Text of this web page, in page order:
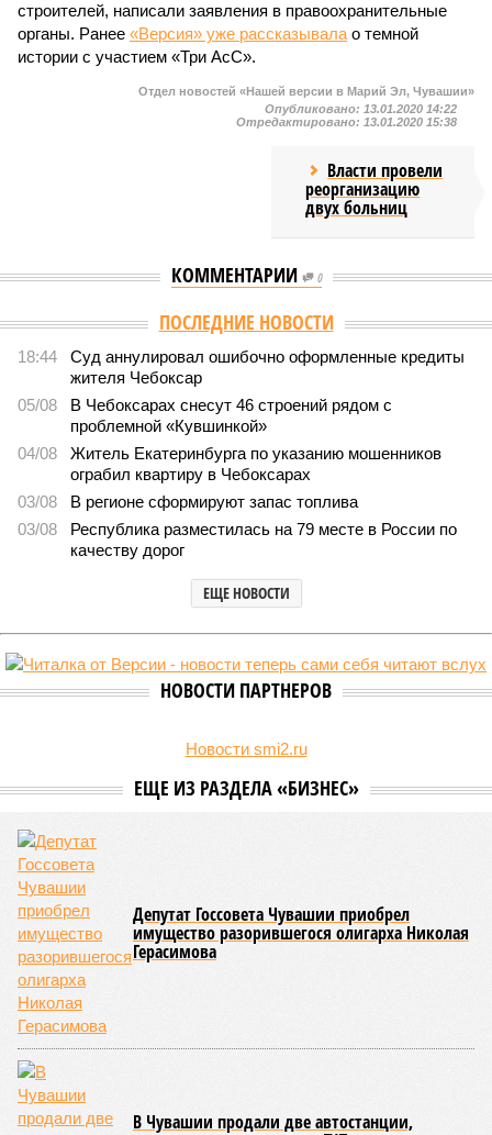
строителей, написали заявления в правоохранительные
органы. Ранее «Версия» уже рассказывала о темной
истории с участием «Три АсС».
Отдел новостей «Нашей версии в Марий Эл, Чувашии»
Опубликовано: 13.01.2020 14:22
Отредактировано: 13.01.2020 15:38
Власти провели
реорганизацию
двух больниц
КОММЕНТАРИИ 0
Версия //Власть //Роспотребнадзор после проверки отстранил от
работы 20 сотрудников детских лагерей
Роспотребнадзор после проверки отстранил от работы 20
сотрудников детских лагерей
1536
Здоровый отдых
Роспотребнадзор после проверки отстранил от работы 20 сотрудников
детских лагерей (фото: pixnio.com)
Руководитель Управления Роспотребнадзора по Чувашской
Республике Татьяна Гермонова принимала участие в заседании
Межведомственной комиссии, занимающейся вопросами
рамках встречи участники рассматривали текущее состояние
итоги её проведения.
Управлением Роспотребнадзора по Республике Татарстан
были обобщены
мероприятий в детских оздоровительных лагерях. В
нынешнем сезоне функционирует 299 таких учреждений,
причём 14 из них относятся к загородному типу. Сотрудники
ведомства осуществили 105 выездных проверок и
профилактических визитов, что позволило охватить
проверочными действиями значительную долю лагерей. По
итогам проведённых мероприятий различные нарушения
были зафиксированы в 33 учреждениях. В адрес
администраций этих объектов были вынесены
предписания, обязывающие устранить выявленные
недостатки.